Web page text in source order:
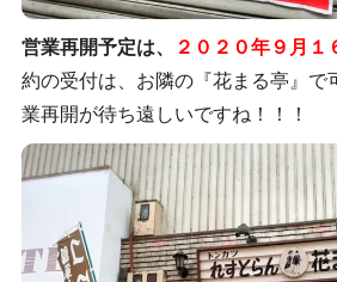
営業再開予定は、 ２０２０年９月１
約の受付は、お隣の『花まる亭』で
業再開が待ち遠しいですね！！！